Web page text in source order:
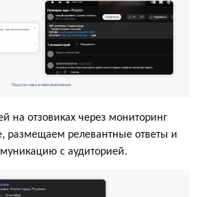
на отзовиках через мониторинг
размещаем релевантные ответы и
с аудиторией.